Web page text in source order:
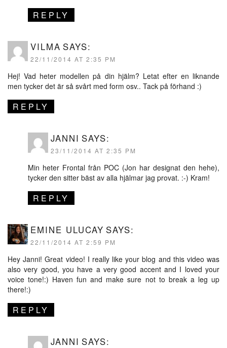
REPLY
VILMA SAYS:
22/11/2014 AT 2:35 PM
Hej! Vad heter modellen på din hjälm? Letat efter en liknande
men tycker det är så svårt med form osv.. Tack på förhand :)
REPLY
JANNI SAYS:
23/11/2014 AT 2:35 PM
Min heter Frontal från POC (Jon har designat den hehe),
tycker den sitter bäst av alla hjälmar jag provat. :-) Kram!
REPLY
EMINE ULUCAY SAYS:
22/11/2014 AT 2:59 PM
Hey Janni! Great video! I really like your blog and this video was
also very good, you have a very good accent and I loved your
voice tone!:) Haven fun and make sure not to break a leg up
there!:)
REPLY
JANNI SAYS: